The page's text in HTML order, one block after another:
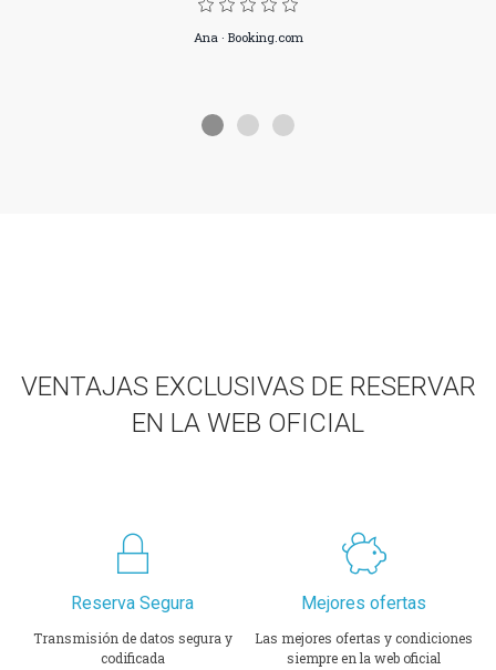
Ana · Booking.com
VENTAJAS EXCLUSIVAS DE RESERVAR
EN LA WEB OFICIAL
Reserva Segura
Transmisión de datos segura y
codificada
Mejores ofertas
Las mejores ofertas y condiciones
siempre en la web oficial